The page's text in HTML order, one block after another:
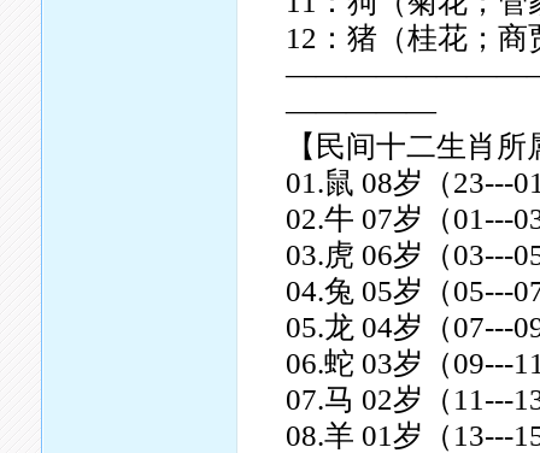
12：猪（桂花；
—————
【民间十二生肖
01.鼠 08岁（23---
02.牛 07岁（01---
03.虎 06岁（03---
04.兔 05岁（05---
05.龙 04岁（07---
06.蛇 03岁（09---
07.马 02岁（11---
08.羊 01岁（13---